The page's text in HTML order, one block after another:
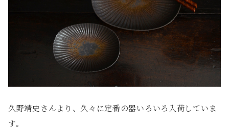
久野靖史さんより、久々に定番の器いろいろ入荷していま
す。